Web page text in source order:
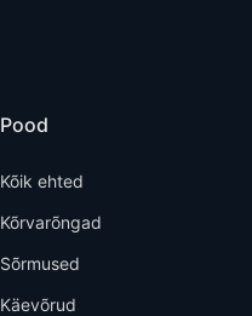
Pood
Kõik ehted
Kõrvarõngad
Sõrmused
Käevõrud